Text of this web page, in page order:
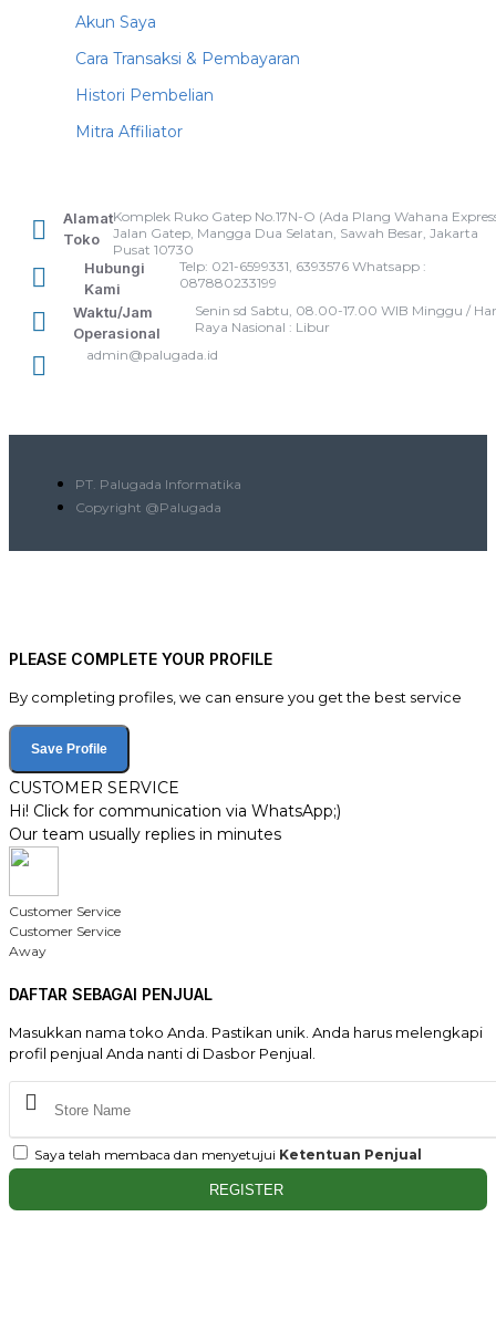
Akun Saya
Cara Transaksi & Pembayaran
Histori Pembelian
Mitra Affiliator
Alamat
Toko
Komplek Ruko Gatep No.17N-O (Ada Plang Wahana
Jalan Gatep, Mangga Dua Selatan, Sawah Besar, Jakarta
Pusat 10730
Hubungi
Kami
Telp: 021-6599331, 6393576 Whatsapp :
087880233199
Waktu/Jam
Operasional
Senin sd Sabtu, 08.00-17.00 WIB Minggu /
Raya Nasional : Libur
admin@palugada.id
PT. Palugada Informatika
Copyright @Palugada
PLEASE COMPLETE YOUR PROFILE
By completing profiles, we can ensure you get the best service
Save Profile
CUSTOMER SERVICE
Hi! Click for communication via WhatsApp;)
Our team usually replies in minutes
Customer Service
Customer Service
Away
DAFTAR SEBAGAI PENJUAL
Masukkan nama toko Anda. Pastikan unik. Anda harus melengkapi
profil penjual Anda nanti di Dasbor Penjual.
Saya telah membaca dan menyetujui Ketentuan Penjual
REGISTER